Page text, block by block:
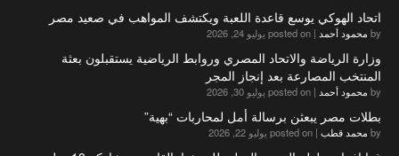
اتحاد الهوكي يوسع قاعدة اللعبة ويكتشف المواهب في صعيد مصر
by محمود أحمد | posted on يوليو 24, 2026
وزارة الرياضة والاتحاد المصري وروابط الرياضية يستقبلون بعثة
المنتخب المصارعة بعد إنجاز المجر
by محمود أحمد | posted on يوليو 30, 2026
بطلات مصر يبعثن برسالة أمل لمحاربات “بهية”
by محمد قطب | posted on يوليو 22, 2026